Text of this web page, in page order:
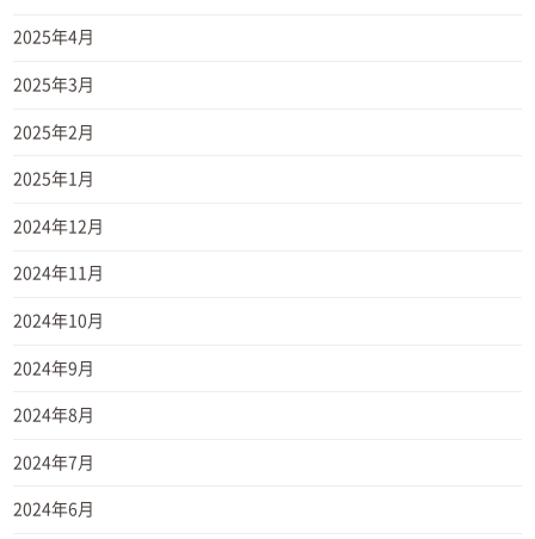
2025年4月
2025年3月
2025年2月
2025年1月
2024年12月
2024年11月
2024年10月
2024年9月
2024年8月
2024年7月
2024年6月